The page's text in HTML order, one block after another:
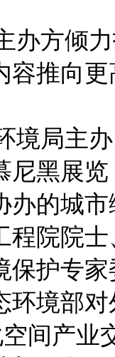
公司等
精彩
高质量
方倾力
容推向